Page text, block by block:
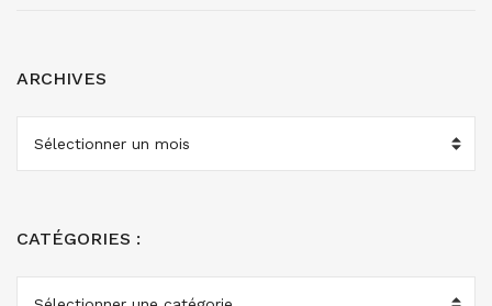
ARCHIVES
CATÉGORIES :